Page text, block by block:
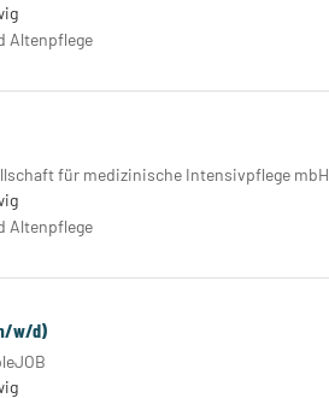
Altenpflege
für medizinische Intensivpflege mbH
Altenpflege
w/d)